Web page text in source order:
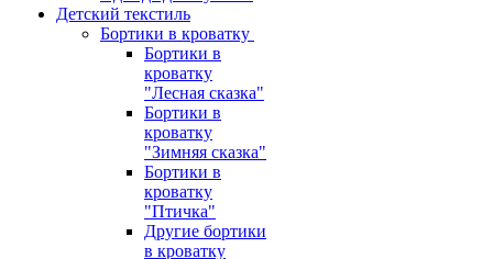
Детский текстиль
Бортики в кроватку
Бортики в
кроватку
"Лесная сказка"
Бортики в
кроватку
"Зимняя сказка"
Бортики в
кроватку
"Птичка"
Другие бортики
в кроватку